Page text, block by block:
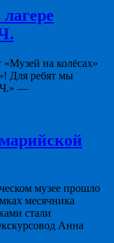
на колёсах»
Для ребят мы
Ч.» —
музее прошло
месячника
стали
Анна